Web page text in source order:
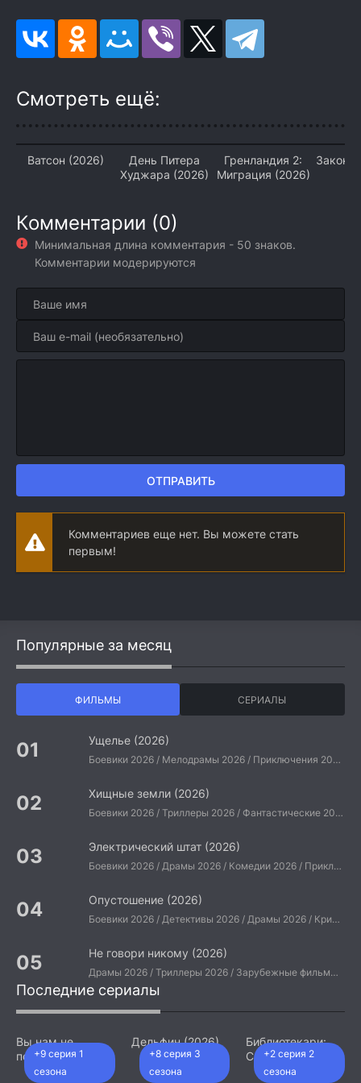
Смотреть ещё:
Ватсон (2026)
День Питера
Худжара (2026)
Гренландия 2:
Миграция (2026)
Закон
Комментарии (0)
Минимальная длина комментария - 50 знаков.
Комментарии модерируются
ОТПРАВИТЬ
Комментариев еще нет. Вы можете стать
первым!
Популярные за месяц
ФИЛЬМЫ СЕРИАЛЫ
Ущелье (2026)
Боевики 2026 / Мелодрамы 2026 / Приключения 2026 / Ужасы 2026 / Фантастические 2026 / Зарубежные фильмы 2026 / Американские фильмы / Фильмы 2026
Хищные земли (2026)
Боевики 2026 / Триллеры 2026 / Фантастические 2026 / Зарубежные фильмы 2026 / Американские фильмы / Фильмы 2026
Электрический штат (2026)
Боевики 2026 / Драмы 2026 / Комедии 2026 / Приключения 2026 / Фантастические 2026 / Зарубежные фильмы 2026 / Американские фильмы / Фильмы 2026
Опустошение (2026)
Боевики 2026 / Детективы 2026 / Драмы 2026 / Криминальные фильмы 2026 / Триллеры 2026 / Зарубежные фильмы 2026 / Американские фильмы / Фильмы 2026
Не говори никому (2026)
Драмы 2026 / Триллеры 2026 / Зарубежные фильмы 2026 / Американские фильмы / Фильмы 2026
Последние сериалы
+9 серия 1
сезона
Вы нам не
подходите (2026)
+8 серия 3
сезона
Дельфин (2026)
+2 серия 2
сезона
Библиотекари:
Следующая
глава (2026)